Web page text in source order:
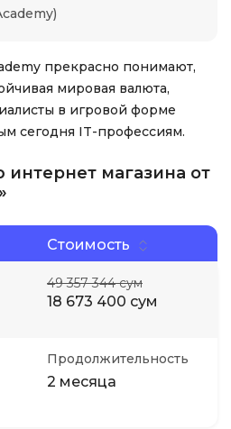
прекрасно понимают,
мировая валюта,
в игровой форме
сегодня IT-профессиям.
интернет магазина от
Стоимость
49 357 344 сум
18 673 400 сум
Продолжительность
2 месяца